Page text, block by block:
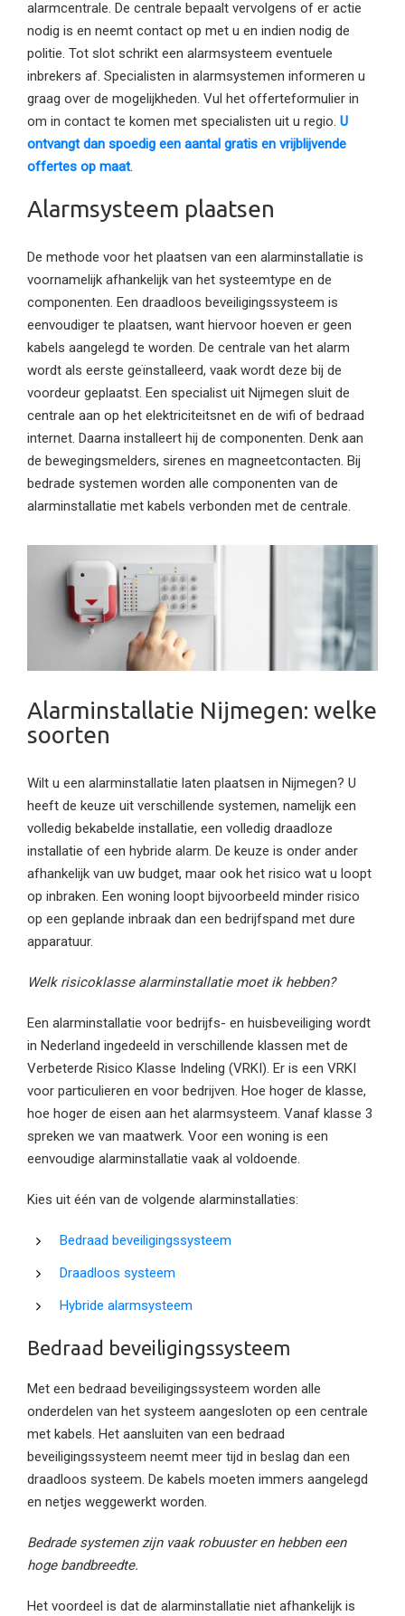
alarmcentrale. De centrale bepaalt vervolgens of er actie
nodig is en neemt contact op met u en indien nodig de
politie. Tot slot schrikt een alarmsysteem eventuele
inbrekers af. Specialisten in alarmsystemen informeren u
graag over de mogelijkheden. Vul het offerteformulier in
om in contact te komen met specialisten uit u regio. U
ontvangt dan spoedig een aantal gratis en vrijblijvende
offertes op maat.
Alarmsysteem plaatsen
De methode voor het plaatsen van een alarminstallatie is
voornamelijk afhankelijk van het systeemtype en de
componenten. Een draadloos beveiligingssysteem is
eenvoudiger te plaatsen, want hiervoor hoeven er geen
kabels aangelegd te worden. De centrale van het alarm
wordt als eerste geïnstalleerd, vaak wordt deze bij de
voordeur geplaatst. Een specialist uit Nijmegen sluit de
centrale aan op het elektriciteitsnet en de wifi of bedraad
internet. Daarna installeert hij de componenten. Denk aan
de bewegingsmelders, sirenes en magneetcontacten. Bij
bedrade systemen worden alle componenten van de
alarminstallatie met kabels verbonden met de centrale.
Alarminstallatie Nijmegen: welke
soorten
Wilt u een alarminstallatie laten plaatsen in Nijmegen? U
heeft de keuze uit verschillende systemen, namelijk een
volledig bekabelde installatie, een volledig draadloze
installatie of een hybride alarm. De keuze is onder ander
afhankelijk van uw budget, maar ook het risico wat u loopt
op inbraken. Een woning loopt bijvoorbeeld minder risico
op een geplande inbraak dan een bedrijfspand met dure
apparatuur.
Welk risicoklasse alarminstallatie moet ik hebben?
Een alarminstallatie voor bedrijfs- en huisbeveiliging wordt
in Nederland ingedeeld in verschillende klassen met de
Verbeterde Risico Klasse Indeling (VRKI). Er is een VRKI
voor particulieren en voor bedrijven. Hoe hoger de klasse,
hoe hoger de eisen aan het alarmsysteem. Vanaf klasse 3
spreken we van maatwerk. Voor een woning is een
eenvoudige alarminstallatie vaak al voldoende.
Kies uit één van de volgende alarminstallaties:
Bedraad beveiligingssysteem
Draadloos systeem
Hybride alarmsysteem
Bedraad beveiligingssysteem
Met een bedraad beveiligingssysteem worden alle
onderdelen van het systeem aangesloten op een centrale
met kabels. Het aansluiten van een bedraad
beveiligingssysteem neemt meer tijd in beslag dan een
draadloos systeem. De kabels moeten immers aangelegd
en netjes weggewerkt worden.
Bedrade systemen zijn vaak robuuster en hebben een
hoge bandbreedte.
Het voordeel is dat de alarminstallatie niet afhankelijk is